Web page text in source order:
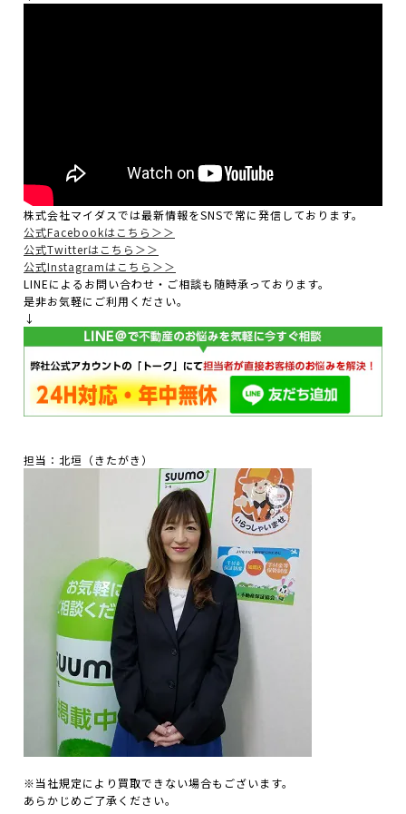
株式会社マイダスでは最新情報をSNSで常に発信しております。
公式Facebookはこちら＞＞
公式Twitterはこちら＞＞
公式Instagramはこちら＞＞
LINEによるお問い合わせ・ご相談も随時承っております。
是非お気軽にご利用ください。
↓
担当：北垣（きたがき）
※当社規定により買取できない場合もございます。
あらかじめご了承ください。